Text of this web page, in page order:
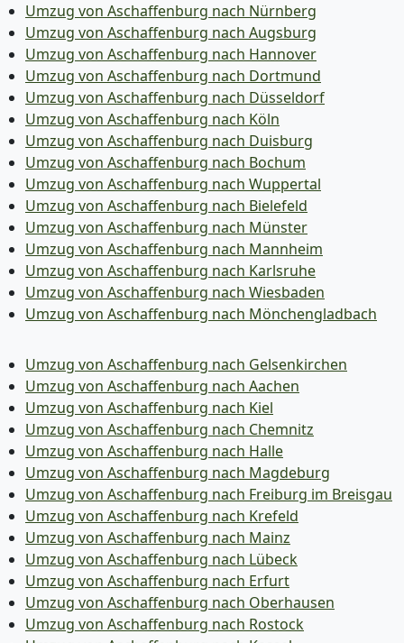
Umzug von Aschaffenburg nach Nürnberg
Umzug von Aschaffenburg nach Augsburg
Umzug von Aschaffenburg nach Hannover
Umzug von Aschaffenburg nach Dortmund
Umzug von Aschaffenburg nach Düsseldorf
Umzug von Aschaffenburg nach Köln
Umzug von Aschaffenburg nach Duisburg
Umzug von Aschaffenburg nach Bochum
Umzug von Aschaffenburg nach Wuppertal
Umzug von Aschaffenburg nach Bielefeld
Umzug von Aschaffenburg nach Münster
Umzug von Aschaffenburg nach Mannheim
Umzug von Aschaffenburg nach Karlsruhe
Umzug von Aschaffenburg nach Wiesbaden
Umzug von Aschaffenburg nach Mönchen­gladbach
Umzug von Aschaffenburg nach Gelsenkirchen
Umzug von Aschaffenburg nach Aachen
Umzug von Aschaffenburg nach Kiel
Umzug von Aschaffenburg nach Chemnitz
Umzug von Aschaffenburg nach Halle
Umzug von Aschaffenburg nach Magdeburg
Umzug von Aschaffenburg nach Freiburg im Breisgau
Umzug von Aschaffenburg nach Krefeld
Umzug von Aschaffenburg nach Mainz
Umzug von Aschaffenburg nach Lübeck
Umzug von Aschaffenburg nach Erfurt
Umzug von Aschaffenburg nach Oberhausen
Umzug von Aschaffenburg nach Rostock